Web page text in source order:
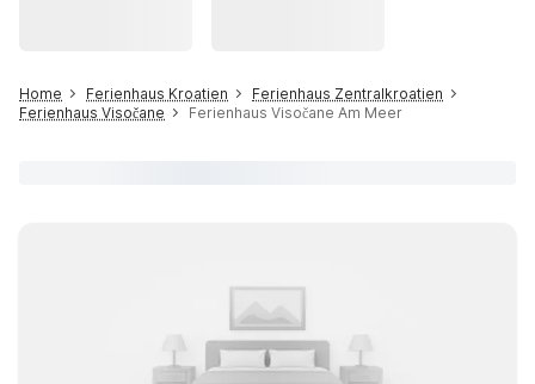
Home Ferienhaus Kroatien
Ferienhaus Zentralkroatien
Ferienhaus Visočane
Ferienhaus Visočane Am Meer